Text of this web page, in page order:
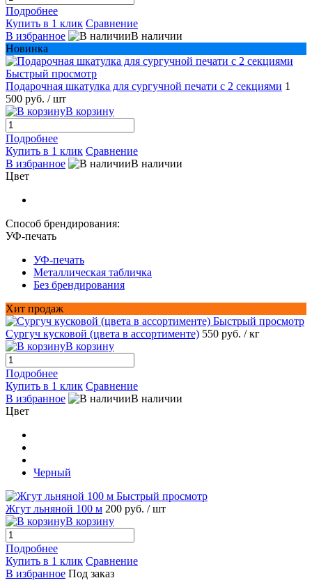
Подробнее
Купить в 1 клик Сравнение
В избранное
В наличии
Новинка
Быстрый просмотр
Подарочная шкатулка для сургучной печати с 2 секциями 1
500 руб. / шт
В корзину
Подробнее
Купить в 1 клик Сравнение
В избранное
В наличии
Цвет
Способ брендирования:
УФ-печать
УФ-печать
Металлическая табличка
Без брендирования
Хит продаж
Быстрый просмотр
Сургуч кусковой (цвета в ассортименте) 550 руб. / кг
В корзину
Подробнее
Купить в 1 клик Сравнение
В избранное
В наличии
Цвет
Черный
Быстрый просмотр
Жгут льняной 100 м 200 руб. / шт
В корзину
Подробнее
Купить в 1 клик Сравнение
В избранное Под заказ